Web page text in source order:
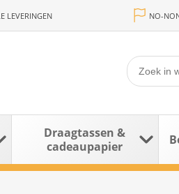
LEVERINGEN NO-
Draagtassen &
cadeaupapier